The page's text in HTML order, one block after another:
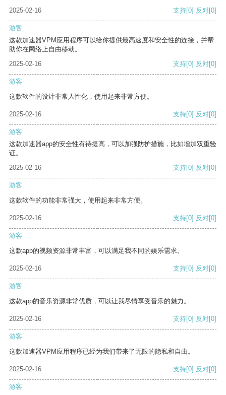
2025-02-16 支持[0] 反对[0]
游客
这款加速器VPM应用程序可以给你提供最高速度和安全性的连接，并帮
助你在网络上自由移动。
2025-02-16
支持[0] 反对[0]
游客
这款软件的设计非常人性化，使用起来非常方便。
2025-02-16 支持[0] 反对[0]
游客
这款加速器app的安全性有待提高，可以加强防护措施，比如增加双重验
证。
2025-02-16
支持[0] 反对[0]
游客
这款软件的功能非常强大，使用起来非常方便。
2025-02-16 支持[0] 反对[0]
游客
这款app的视频资源非常丰富，可以满足我不同的娱乐需求。
2025-02-16 支持[0] 反对[0]
游客
这款app的音乐资源非常优质，可以让我尽情享受音乐的魅力。
2025-02-16 支持[0] 反对[0]
游客
这款加速器VPM应用程序已经为我们带来了无限的隐私和自由。
2025-02-16 支持[0] 反对[0]
游客